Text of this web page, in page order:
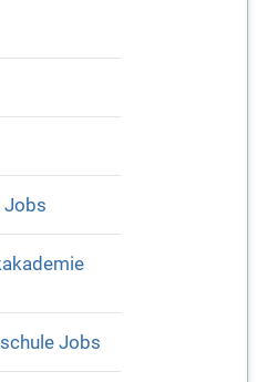
Jobs
Jobs